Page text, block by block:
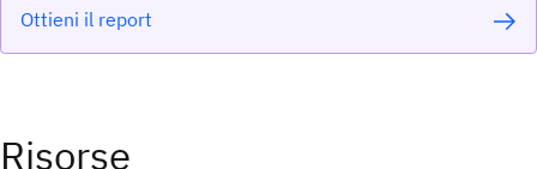
Ottieni il report
Risorse